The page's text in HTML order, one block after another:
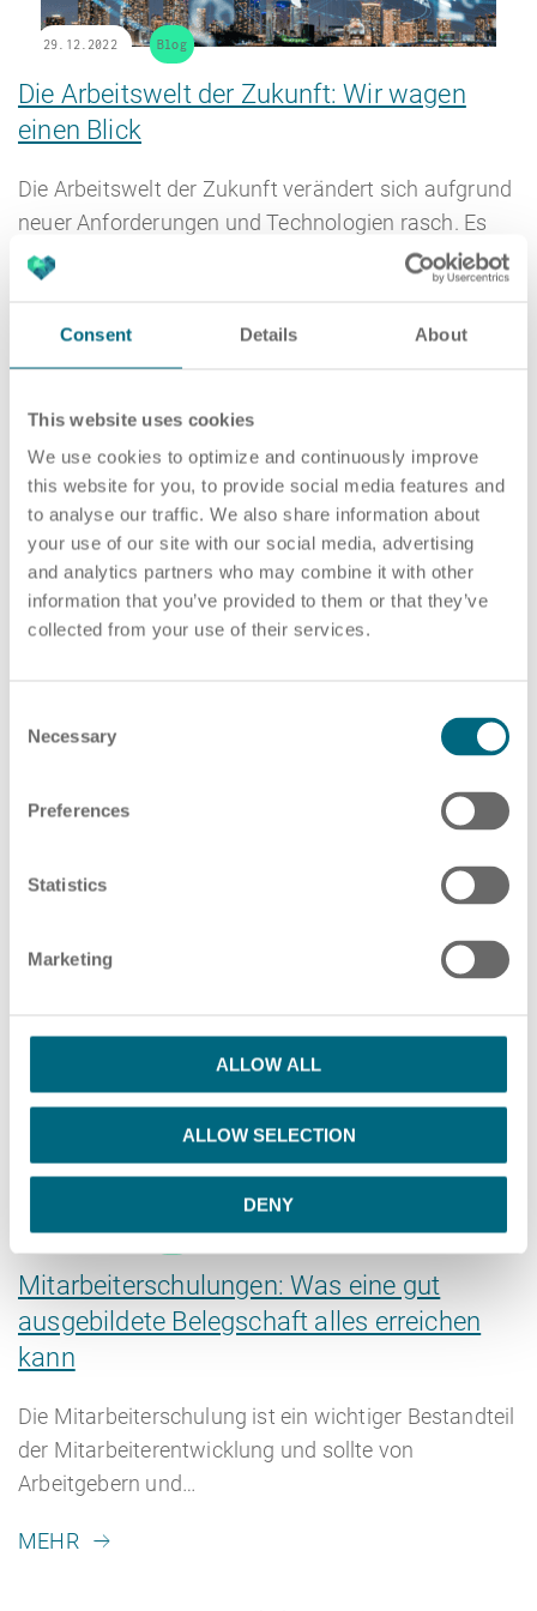
Consent Details About
This website uses cookies
We use cookies to optimize and continuously improve
this website for you, to provide social media features and
to analyse our traffic. We also share information about
your use of our site with our social media, advertising
and analytics partners who may combine it with other
information that you’ve provided to them or that they’ve
collected from your use of their services.
Necessary
Preferences
Statistics
Marketing
ALLOW ALL
ALLOW SELECTION
DENY
HR Beratung
Lohnabrechnung
29.12.2022 Blog
Die Arbeitswelt der Zukunft: Wir wagen
einen Blick
Die Arbeitswelt der Zukunft verändert sich aufgrund
neuer Anforderungen und Technologien rasch. Es
zeichnen sich jedoch…
22.12.2022 Blog
Image
Engagement und die Leistung der Mitarbeiter wider,
08.12.2022 Blog
Mitarbeiterschulungen: Was eine gut
ausgebildete Belegschaft alles erreichen
kann
Die Mitarbeiterschulung ist ein wichtiger Bestandteil
der Mitarbeiterentwicklung und sollte von
Arbeitgebern und…
MEHR